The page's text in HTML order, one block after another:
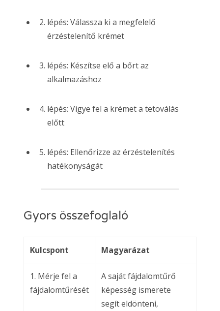
lépés: Válassza ki a megfelelő
érzéstelenítő krémet
lépés: Készítse elő a bőrt az
alkalmazáshoz
lépés: Vigye fel a krémet a tetoválás
előtt
lépés: Ellenőrizze az érzéstelenítés
hatékonyságát
Gyors összefoglaló
Kulcspont Magyarázat
1. Mérje fel a
fájdalomtűrését
A saját fájdalomtűrő
képesség ismerete
segít eldönteni,